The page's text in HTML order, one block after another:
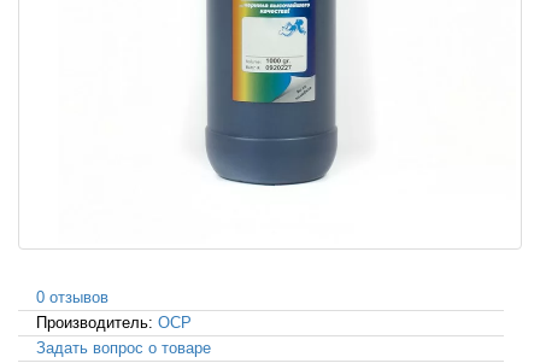
0 отзывов
Производитель: OCP
Задать вопрос о товаре